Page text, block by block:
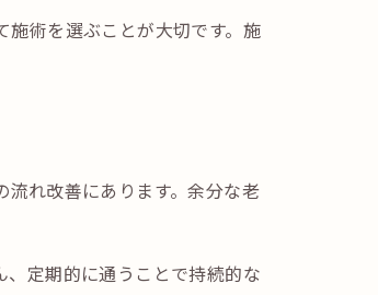
術を選ぶことが大切です。施
れ改善にあります。余分な老
定期的に通うことで持続的な